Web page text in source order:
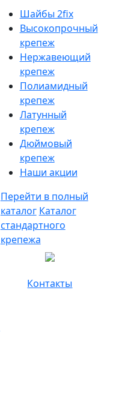
Шайбы 2fix
Высокопрочный
крепеж
Нержавеющий
крепеж
Полиамидный
крепеж
Латунный
крепеж
Дюймовый
крепеж
Наши акции
Перейти в полный
каталог Каталог
стандартного
крепежа
Контакты